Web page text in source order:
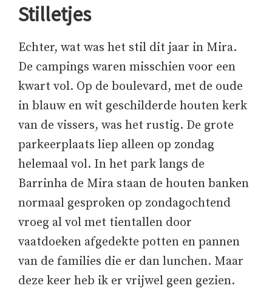
Stilletjes
Echter, wat was het stil dit jaar in Mira.
De campings waren misschien voor een
kwart vol. Op de boulevard, met de oude
in blauw en wit geschilderde houten kerk
van de vissers, was het rustig. De grote
parkeerplaats liep alleen op zondag
helemaal vol. In het park langs de
Barrinha de Mira staan de houten banken
normaal gesproken op zondagochtend
vroeg al vol met tientallen door
vaatdoeken afgedekte potten en pannen
van de families die er dan lunchen. Maar
deze keer heb ik er vrijwel geen gezien.